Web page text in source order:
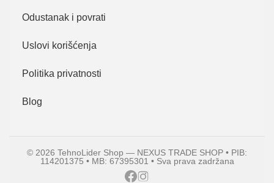
Odustanak i povrati
Uslovi korišćenja
Politika privatnosti
Blog
© 2026 TehnoLider Shop — NEXUS TRADE SHOP • PIB:
114201375 • MB: 67395301 • Sva prava zadržana